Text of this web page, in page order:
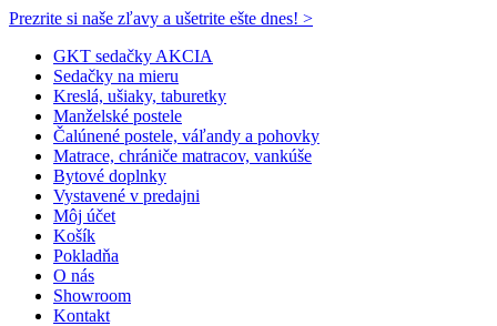
Prezrite si naše zľavy a ušetrite ešte dnes! >​
GKT sedačky AKCIA
Sedačky na mieru
Kreslá, ušiaky, taburetky
Manželské postele
Čalúnené postele, váľandy a pohovky
Matrace, chrániče matracov, vankúše
Bytové doplnky
Vystavené v predajni
Môj účet
Košík
Pokladňa
O nás
Showroom
Kontakt